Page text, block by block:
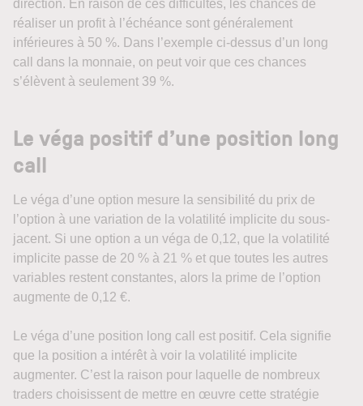
direction. En raison de ces difficultés, les chances de
réaliser un profit à l’échéance sont généralement
inférieures à 50 %. Dans l’exemple ci-dessus d’un long
call dans la monnaie, on peut voir que ces chances
s’élèvent à seulement 39 %.
Le véga positif d’une position long
call
Le véga d’une option mesure la sensibilité du prix de
l’option à une variation de la volatilité implicite du sous-
jacent. Si une option a un véga de 0,12, que la volatilité
implicite passe de 20 % à 21 % et que toutes les autres
variables restent constantes, alors la prime de l’option
augmente de 0,12 €.
Le véga d’une position long call est positif. Cela signifie
que la position a intérêt à voir la volatilité implicite
augmenter. C’est la raison pour laquelle de nombreux
traders choisissent de mettre en œuvre cette stratégie